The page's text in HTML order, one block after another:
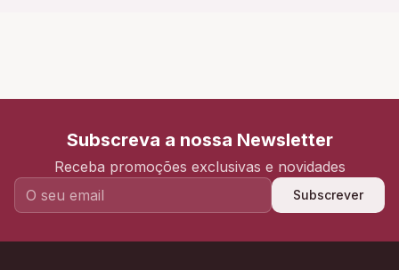
Subscreva a nossa Newsletter
Receba promoções exclusivas e novidades
Subscrever